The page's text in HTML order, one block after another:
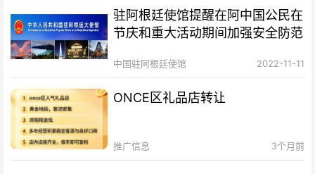
驻阿根廷使馆提醒在阿中国公民在
节庆和重大活动期间加强安全防范
中国驻阿根廷使馆 2022-11-11
ONCE区礼品店转让
推广信息 3个月前